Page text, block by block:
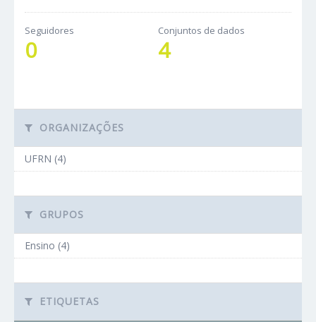
Seguidores
0
Conjuntos de dados
4
ORGANIZAÇÕES
UFRN (4)
GRUPOS
Ensino (4)
ETIQUETAS